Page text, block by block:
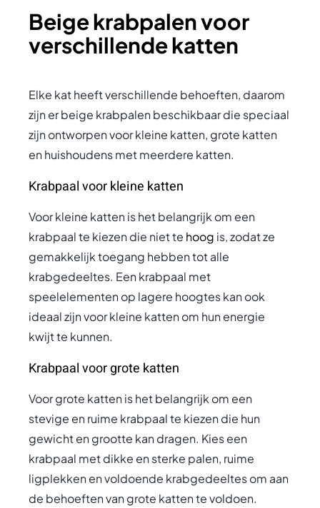
Beige krabpalen voor
verschillende katten
Elke kat heeft verschillende behoeften, daarom
zijn er beige krabpalen beschikbaar die speciaal
zijn ontworpen voor kleine katten, grote katten
en huishoudens met meerdere katten.
Krabpaal voor kleine katten
Voor kleine katten is het belangrijk om een
krabpaal te kiezen die niet te hoog is, zodat ze
gemakkelijk toegang hebben tot alle
krabgedeeltes. Een krabpaal met
speelelementen op lagere hoogtes kan ook
ideaal zijn voor kleine katten om hun energie
kwijt te kunnen.
Krabpaal voor grote katten
Voor grote katten is het belangrijk om een
stevige en ruime krabpaal te kiezen die hun
gewicht en grootte kan dragen. Kies een
krabpaal met dikke en sterke palen, ruime
ligplekken en voldoende krabgedeeltes om aan
de behoeften van grote katten te voldoen.